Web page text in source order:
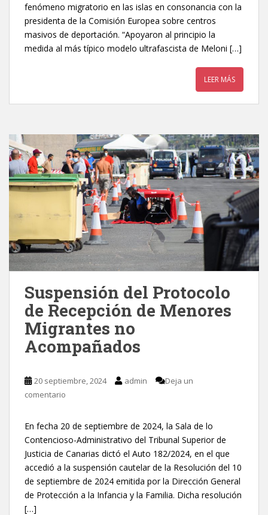
fenómeno migratorio en las islas en consonancia con la
presidenta de la Comisión Europea sobre centros
masivos de deportación. “Apoyaron al principio la
medida al más típico modelo ultrafascista de Meloni […]
LEER MÁS
Suspensión del Protocolo
de Recepción de Menores
Migrantes no
Acompañados
20 septiembre, 2024 admin
Deja un
comentario
En fecha 20 de septiembre de 2024, la Sala de lo
Contencioso-Administrativo del Tribunal Superior de
Justicia de Canarias dictó el Auto 182/2024, en el que
accedió a la suspensión cautelar de la Resolución del 10
de septiembre de 2024 emitida por la Dirección General
de Protección a la Infancia y la Familia. Dicha resolución
[…]